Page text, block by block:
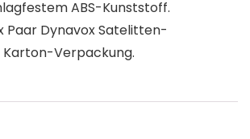
ABS-Kunststoff.
Paar Dynavox Satelitten-
Verpackung.